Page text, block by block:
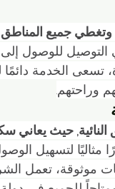
جميع
للوصول
تسعى الخدمة
وراحتهم.
حيث
مثاليًا لتسهيل
موثوقة، تعمل